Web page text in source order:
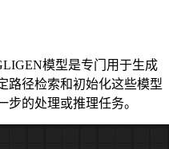
模型是专门用于生成
路径检索和初始化这些模型
的处理或推理任务。